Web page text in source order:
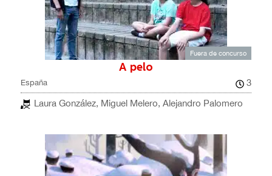
Fuera de concurso
A pelo
España
3
Laura González, Miguel Melero, Alejandro Palomero